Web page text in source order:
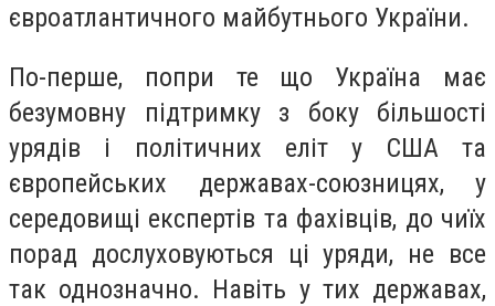
євроатлантичного майбутнього України.
По-перше, попри те що Україна має
безумовну підтримку з боку більшості
урядів і політичних еліт у США та
європейських державах-союзницях, у
середовищі експертів та фахівців, до чиїх
порад дослуховуються ці уряди, не все
так однозначно. Навіть у тих державах,